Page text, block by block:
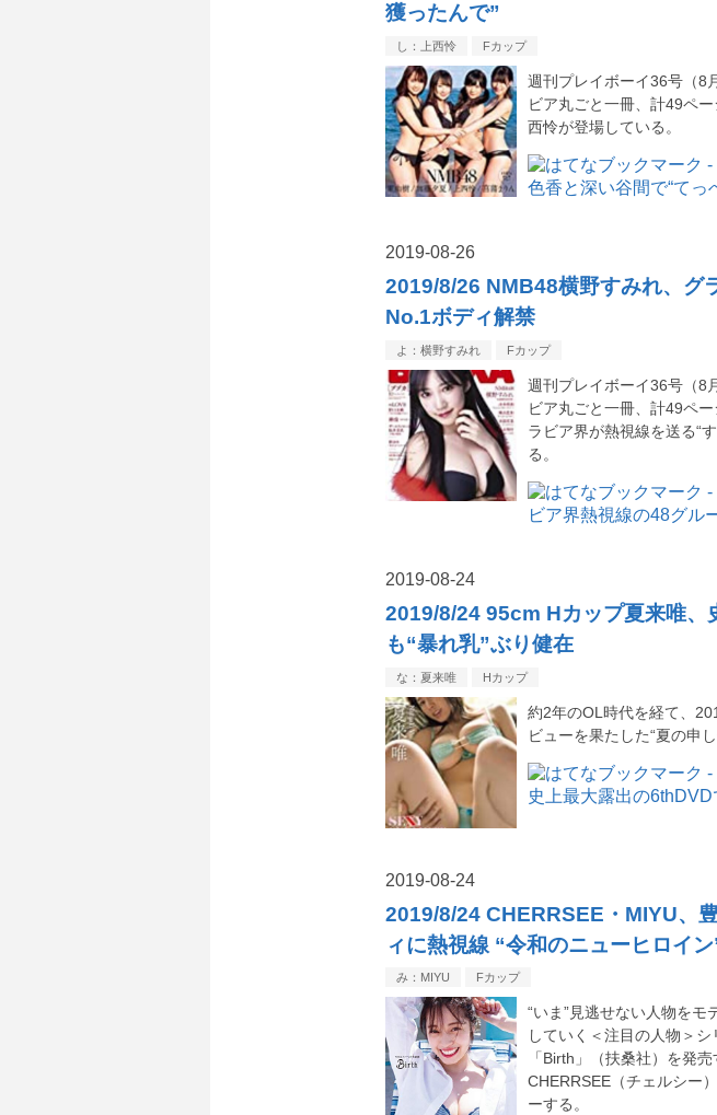
獲ったんで”
し：上西怜 Fカップ
週刊プレイボーイ36号（8
ビア丸ごと一冊、計49ペ
西怜が登場している。
2019-08-26
2019/8/26 NMB48横野すみれ、グ
No.1ボディ解禁
よ：横野すみれ Fカップ
週刊プレイボーイ36号（8
ビア丸ごと一冊、計49ペ
ラビア界が熱視線を送る“
る。
2019-08-24
2019/8/24 95cm Hカップ夏来唯、
も“暴れ乳”ぶり健在
な：夏来唯 Hカップ
約2年のOL時代を経て、
ビューを果たした“夏の申
2019-08-24
2019/8/24 CHERRSEE・MIYU、
ィに熱視線 “令和のニューヒロイ
み：MIYU Fカップ
“いま”見逃せない人物を
していく＜注目の人物＞
「Birth」（扶桑社）を発
CHERRSEE（チェルシー
ーする。